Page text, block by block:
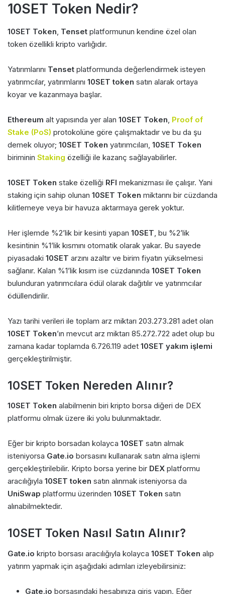
10SET Token Nedir?
10SET Token, Tenset platformunun kendine özel olan
token özellikli kripto varlığıdır.
Yatırımlarını Tenset platformunda değerlendirmek isteyen
yatırımcılar, yatırımlarını 10SET token satın alarak ortaya
koyar ve kazanmaya başlar.
Ethereum alt yapısında yer alan 10SET Token, Proof of
Stake (PoS) protokolüne göre çalışmaktadır ve bu da şu
demek oluyor; 10SET Token yatırımcıları, 10SET Token
biriminin Staking özelliği ile kazanç sağlayabilirler.
10SET Token stake özelliği RFI mekanizması ile çalışır. Yani
staking için sahip olunan 10SET Token miktarını bir cüzdanda
kilitlemeye veya bir havuza aktarmaya gerek yoktur.
Her işlemde %2’lik bir kesinti yapan 10SET, bu %2’lik
kesintinin %1’lik kısmını otomatik olarak yakar. Bu sayede
piyasadaki 10SET arzını azaltır ve birim fiyatın yükselmesi
sağlanır. Kalan %1’lik kısım ise cüzdanında 10SET Token
bulunduran yatırımcılara ödül olarak dağıtılır ve yatırımcılar
ödüllendirilir.
Yazı tarihi verileri ile toplam arz miktarı 203.273.281 adet olan
10SET Token’ın mevcut arz miktarı 85.272.722 adet olup bu
zamana kadar toplamda 6.726.119 adet 10SET yakım işlemi
gerçekleştirilmiştir.
10SET Token Nereden Alınır?
10SET Token alabilmenin biri kripto borsa diğeri de DEX
platformu olmak üzere iki yolu bulunmaktadır.
Eğer bir kripto borsadan kolayca 10SET satın almak
isteniyorsa Gate.io borsasını kullanarak satın alma işlemi
gerçekleştirilebilir. Kripto borsa yerine bir DEX platformu
aracılığıyla 10SET token satın alınmak isteniyorsa da
UniSwap platformu üzerinden 10SET Token satın
alınabilmektedir.
10SET Token Nasıl Satın Alınır?
Gate.io kripto borsası aracılığıyla kolayca 10SET Token alıp
yatırım yapmak için aşağıdaki adımları izleyebilirsiniz:
Gate.io borsasındaki hesabınıza giriş yapın. Eğer